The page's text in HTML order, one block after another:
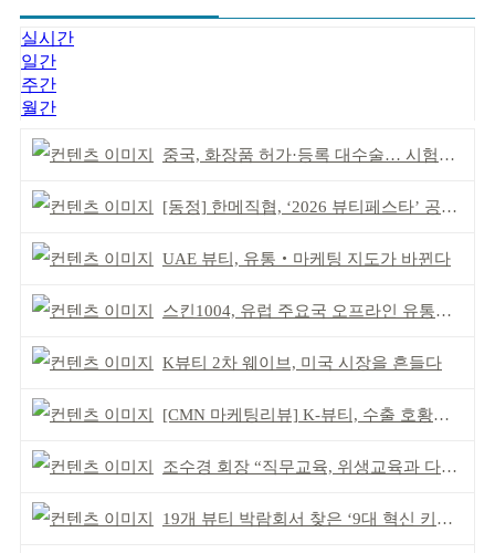
실시간
일간
주간
월간
중국, 화장품 허가·등록 대수술… 시험자료 공용 허용
[동정] 한메직협, ‘2026 뷰티페스타’ 공동 주최
UAE 뷰티, 유통‧마케팅 지도가 바뀐다
스킨1004, 유럽 주요국 오프라인 유통망 확대
K뷰티 2차 웨이브, 미국 시장을 흔들다
[CMN 마케팅리뷰] K-뷰티, 수출 호황이 본격적인 외연 확장 견인
조수경 회장 “직무교육, 위생교육과 다르다”
19개 뷰티 박람회서 찾은 ‘9대 혁신 키워드’